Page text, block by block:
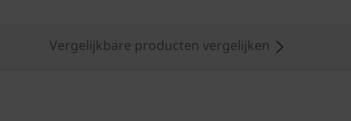
Vergelijkbare producten vergelijken